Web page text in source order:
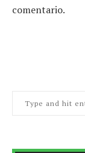
comentario.